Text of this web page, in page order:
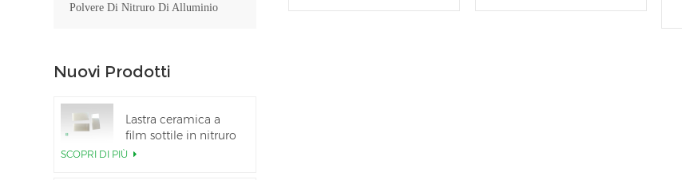
Polvere Di Nitruro Di Alluminio
Nuovi Prodotti
Lastra ceramica a
film sottile in nitruro
di alluminio lucidato
SCOPRI DI PIÙ